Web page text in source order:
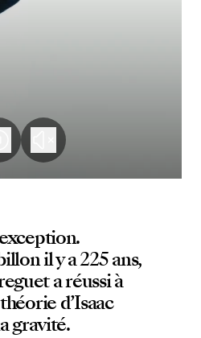
il y a 225 ans,
a réussi à
d’Isaac
gravité.